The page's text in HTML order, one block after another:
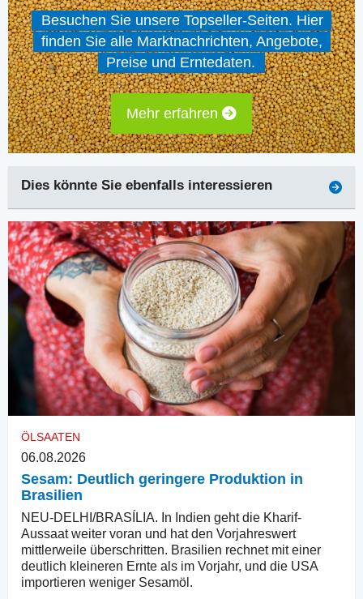
Besuchen Sie unsere Topseller-Seiten. Hier
finden Sie alle Marktnachrichten, Angebote,
Preise und Erntedaten.
Mehr erfahren
Dies könnte Sie ebenfalls interessieren
ÖLSAATEN
06.08.2026
Sesam: Deutlich geringere Produktion in
Brasilien
NEU-DELHI/BRASÍLIA. In Indien geht die Kharif-
Aussaat weiter voran und hat den Vorjahreswert
mittlerweile überschritten. Brasilien rechnet mit einer
deutlich kleineren Ernte als im Vorjahr, und die USA
importieren weniger Sesamöl.